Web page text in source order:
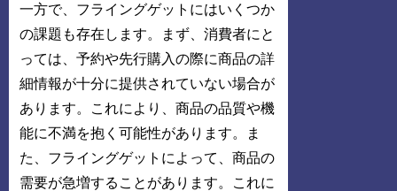
一方で、フライングゲットにはいくつか
の課題も存在します。まず、消費者にと
っては、予約や先行購入の際に商品の詳
細情報が十分に提供されていない場合が
あります。これにより、商品の品質や機
能に不満を抱く可能性があります。ま
た、フライングゲットによって、商品の
需要が急増することがあります。これに